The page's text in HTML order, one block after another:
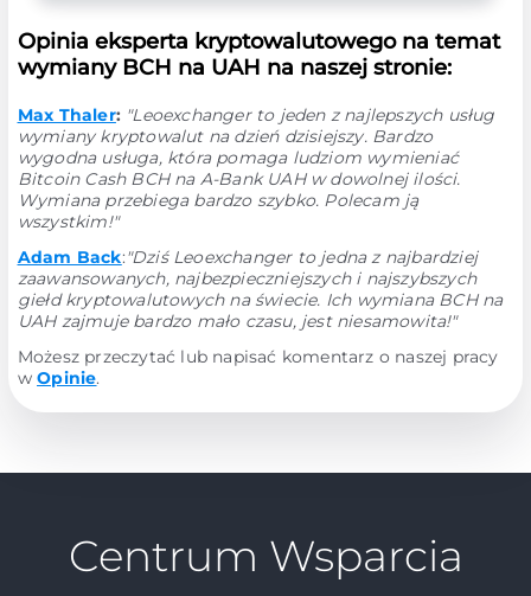
Opinia eksperta kryptowalutowego na temat
wymiany BCH na UAH na naszej stronie:
Max Thaler: "Leoexchanger to jeden z najlepszych usług
wymiany kryptowalut na dzień dzisiejszy. Bardzo
wygodna usługa, która pomaga ludziom wymieniać
Bitcoin Cash BCH na A-Bank UAH w dowolnej ilości.
Wymiana przebiega bardzo szybko. Polecam ją
wszystkim!"
Adam Back:"Dziś Leoexchanger to jedna z najbardziej
zaawansowanych, najbezpieczniejszych i najszybszych
giełd kryptowalutowych na świecie. Ich wymiana BCH na
UAH zajmuje bardzo mało czasu, jest niesamowita!"
Możesz przeczytać lub napisać komentarz o naszej pracy
wOpinie.
Centrum Wsparcia